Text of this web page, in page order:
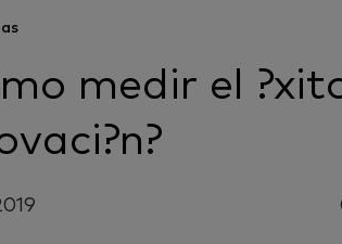
medir el